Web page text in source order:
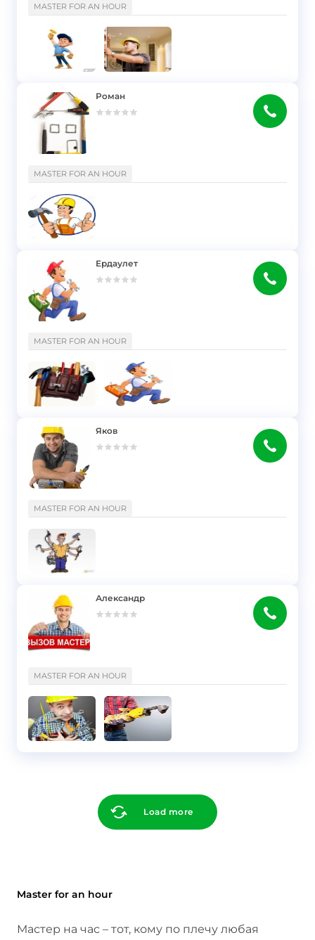
MASTER FOR AN HOUR
Роман
MASTER FOR AN HOUR
Ердаулет
MASTER FOR AN HOUR
Яков
MASTER FOR AN HOUR
Александр
MASTER FOR AN HOUR
Load more
Master for an hour
Мастер на час – тот, кому по плечу любая